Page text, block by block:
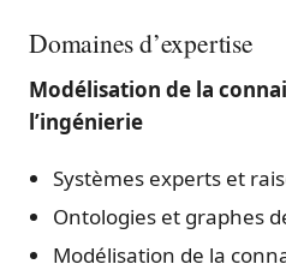
Domaines d’expertise
Modélisation de la
l’ingénierie
Systèmes experts et
Ontologies et graphes
Modélisation de la